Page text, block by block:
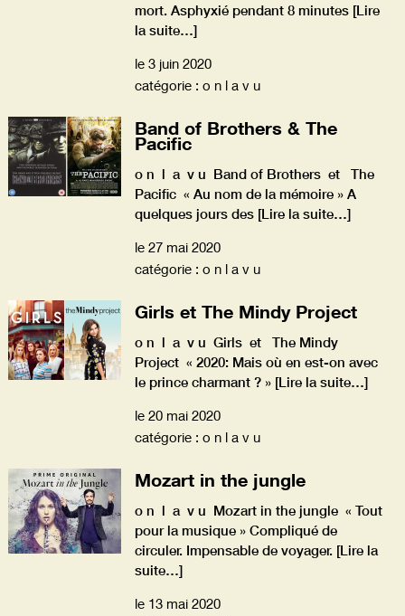
mort. Asphyxié pendant 8 minutes [Lire
la suite…]
le 3 juin 2020
catégorie : o n l a v u
Band of Brothers & The
Pacific
o n l a v u Band of Brothers et The
Pacific « Au nom de la mémoire » A
quelques jours des [Lire la suite…]
le 27 mai 2020
catégorie : o n l a v u
Girls et The Mindy Project
o n l a v u Girls et The Mindy
Project « 2020: Mais où en est-on avec
le prince charmant ? » [Lire la suite…]
le 20 mai 2020
catégorie : o n l a v u
Mozart in the jungle
o n l a v u Mozart in the jungle « Tout
pour la musique » Compliqué de
circuler. Impensable de voyager. [Lire la
suite…]
le 13 mai 2020